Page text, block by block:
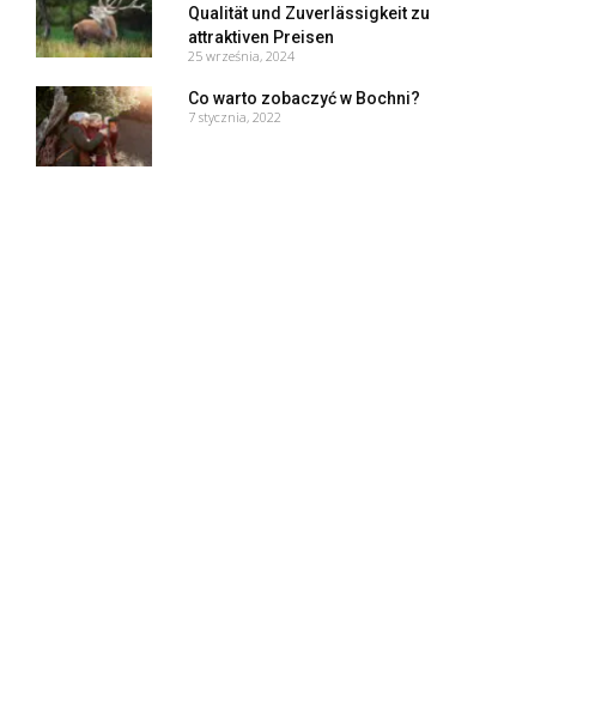
Qualität und Zuverlässigkeit zu
attraktiven Preisen
25 września, 2024
Co warto zobaczyć w Bochni?
7 stycznia, 2022